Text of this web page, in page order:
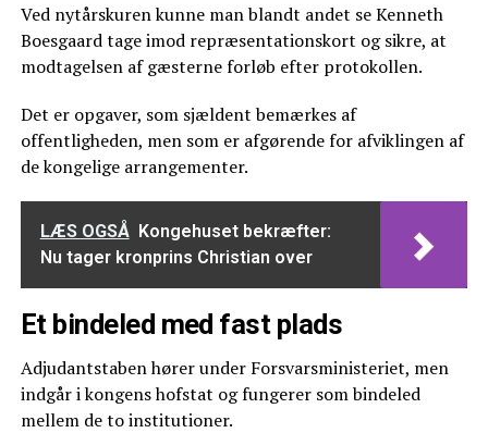
Ved nytårskuren kunne man blandt andet se Kenneth
Boesgaard tage imod repræsentationskort og sikre, at
modtagelsen af gæsterne forløb efter protokollen.
Det er opgaver, som sjældent bemærkes af
offentligheden, men som er afgørende for afviklingen af
de kongelige arrangementer.
LÆS OGSÅ Kongehuset bekræfter:
Nu tager kronprins Christian over
Et bindeled med fast plads
Adjudantstaben hører under Forsvarsministeriet, men
indgår i kongens hofstat og fungerer som bindeled
mellem de to institutioner.